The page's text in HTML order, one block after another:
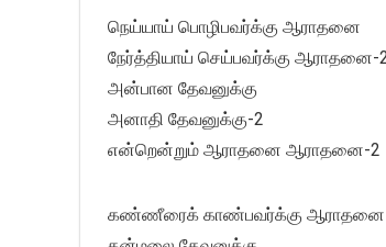
நெய்யாய் பொழிபவர்க்கு ஆராதனை
நேர்த்தியாய் செய்பவர்க்கு ஆராதனை-
அன்பான தேவனுக்கு
அனாதி தேவனுக்கு-2
என்றென்றும் ஆராதனை ஆராதனை-2
கண்ணீரைக் காண்பவர்க்கு ஆராதனை